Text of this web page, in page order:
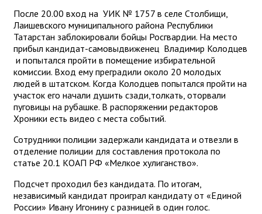
После 20.00 вход на УИК № 1757 в селе Столбищи,
Лаишевского муниципального района Республики
Татарстан заблокировали бойцы Росгвардии. На место
прибыл кандидат-самовыдвиженец Владимир Колодцев
и попытался пройти в помещение избирательной
комиссии. Вход ему преградили около 20 молодых
людей в штатском. Когда Колодцев попытался пройти на
участок его начали душить сзади,толкать, оторвали
пуговицы на рубашке. В распоряжении редакторов
Хроники есть видео с места событий.
Сотрудники полиции задержали кандидата и отвезли в
отделение полиции для составления протокола по
статье 20.1 КОАП РФ «Мелкое хулиганство».
Подсчет проходил без кандидата. По итогам,
независимый кандидат проиграл кандидату от «Единой
России» Ивану Игонину с разницей в один голос.